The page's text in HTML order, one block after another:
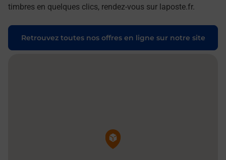
timbres en quelques clics, rendez-vous sur laposte.fr.
Retrouvez toutes nos offres en ligne sur notre site
Pin de la carte